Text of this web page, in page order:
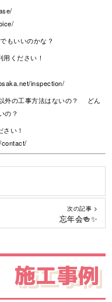
もいいのかな？
ください！
inspection/
外の工事方法はないの？ どん
の？
い！
次の記事 >
忘年会🍻✨
施工事例